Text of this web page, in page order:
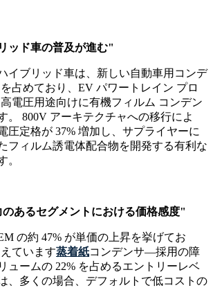
ッド車の普及が進む"
イブリッド車は、新しい自動車用コンデ
占めており、EV パワートレイン プロ
電圧用途向けに有機フィルム コンデン
。 800V アーキテクチャへの移行によ
圧定格が 37% 増加し、サプライヤーに
フィルム誘電体配合物を開発する有利な
。
あるセグメントにおける価格感度"
の約 47% が単価の上昇を挙げてお
ています蒸着紙コンデンサ—採用の障
ュームの 22% を占めるエントリーレベ
、多くの場合、デフォルトで低コストの